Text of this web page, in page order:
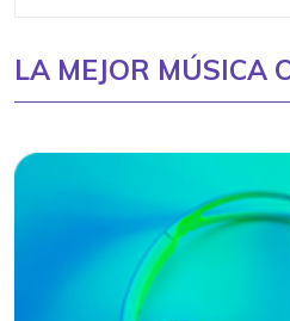
LA MEJOR MÚSICA